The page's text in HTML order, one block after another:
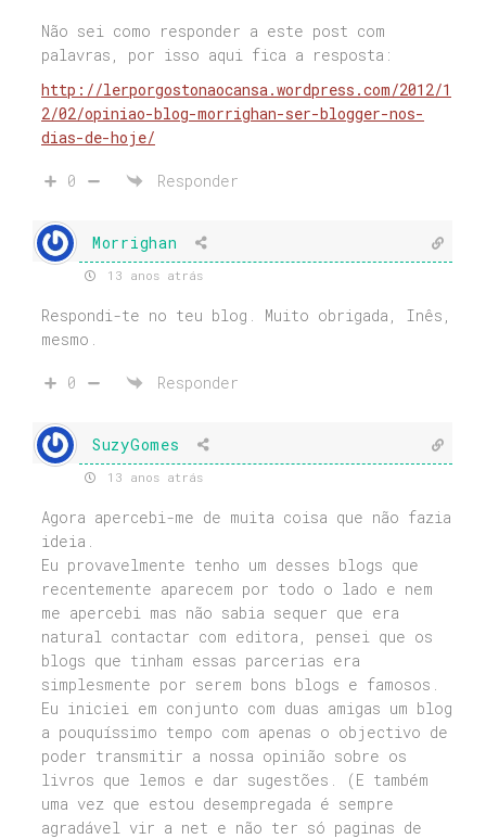
Não sei como responder a este post com
palavras, por isso aqui fica a resposta:
http://lerporgostonaocansa.wordpress.com/2012/1
2/02/opiniao-blog-morrighan-ser-blogger-nos-
dias-de-hoje/
0 Responder
Morrighan
13 anos atrás
Respondi-te no teu blog. Muito obrigada, Inês,
mesmo.
0 Responder
SuzyGomes
13 anos atrás
Agora apercebi-me de muita coisa que não fazia
ideia.
Eu provavelmente tenho um desses blogs que
recentemente aparecem por todo o lado e nem
me apercebi mas não sabia sequer que era
natural contactar com editora, pensei que os
blogs que tinham essas parcerias era
simplesmente por serem bons blogs e famosos.
Eu iniciei em conjunto com duas amigas um blog
a pouquíssimo tempo com apenas o objectivo de
poder transmitir a nossa opinião sobre os
livros que lemos e dar sugestões. (E também
uma vez que estou desempregada é sempre
agradável vir a net e não ter só paginas de